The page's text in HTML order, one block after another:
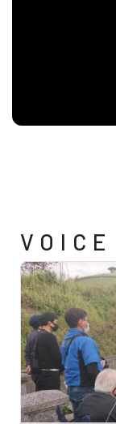
VOICE